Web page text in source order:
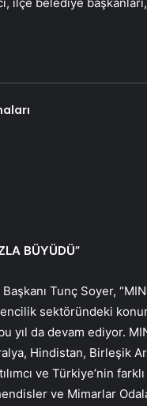
BÜYÜDÜ”
Tunç Soyer,
sektöründeki
yıl da devam ediyor.
Hindistan, Birleşik
ve Türkiye’nin
ve Mimarlar